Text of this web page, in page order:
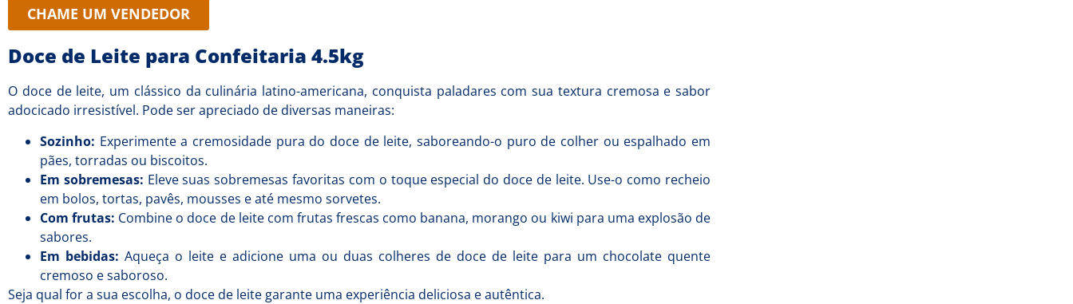
CHAME UM VENDEDOR
Doce de Leite para Confeitaria 4.5kg
O doce de leite, um clássico da culinária latino-americana, conquista paladares com sua textura cremosa e sabor
adocicado irresistível. Pode ser apreciado de diversas maneiras:
Sozinho: Experimente a cremosidade pura do doce de leite, saboreando-o puro de colher ou espalhado em
pães, torradas ou biscoitos.
Em sobremesas: Eleve suas sobremesas favoritas com o toque especial do doce de leite. Use-o como recheio
em bolos, tortas, pavês, mousses e até mesmo sorvetes.
Com frutas: Combine o doce de leite com frutas frescas como banana, morango ou kiwi para uma explosão de
sabores.
Em bebidas: Aqueça o leite e adicione uma ou duas colheres de doce de leite para um chocolate quente
cremoso e saboroso.
Seja qual for a sua escolha, o doce de leite garante uma experiência deliciosa e autêntica.